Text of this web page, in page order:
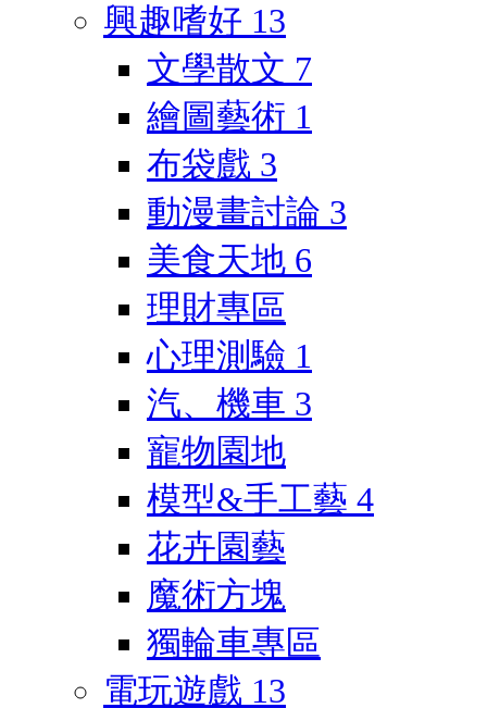
興趣嗜好 13
文學散文 7
繪圖藝術 1
布袋戲 3
動漫畫討論 3
美食天地 6
理財專區
心理測驗 1
汽、機車 3
寵物園地
模型&手工藝 4
花卉園藝
魔術方塊
獨輪車專區
電玩遊戲 13